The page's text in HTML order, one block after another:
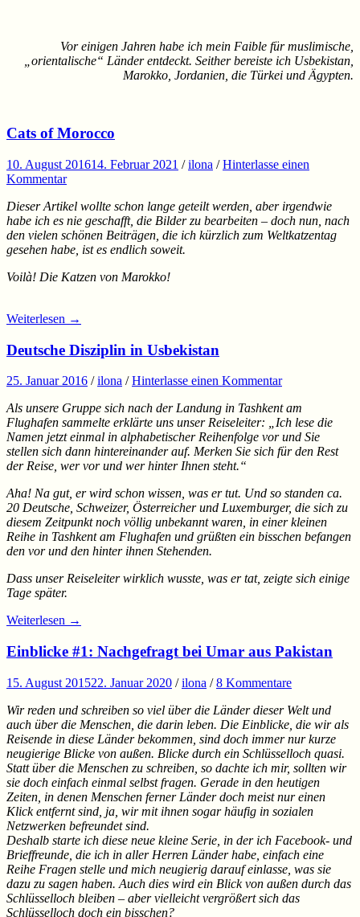
Vor einigen Jahren habe ich mein Faible für muslimische,
„orientalische“ Länder entdeckt. Seither bereiste ich Usbekistan,
Marokko, Jordanien, die Türkei und Ägypten.
Cats of Morocco
10. August 201614. Februar 2021 /ilona /Hinterlasse einen
Kommentar
Dieser Artikel wollte schon lange geteilt werden, aber irgendwie
habe ich es nie geschafft, die Bilder zu bearbeiten – doch nun, nach
den vielen schönen Beiträgen, die ich kürzlich zum Weltkatzentag
gesehen habe, ist es endlich soweit.
Voilà! Die Katzen von Marokko!
Weiterlesen →
Deutsche Disziplin in Usbekistan
25. Januar 2016 /ilona /Hinterlasse einen Kommentar
Als unsere Gruppe sich nach der Landung in Tashkent am
Flughafen sammelte erklärte uns unser Reiseleiter: „Ich lese die
Namen jetzt einmal in alphabetischer Reihenfolge vor und Sie
stellen sich dann hintereinander auf. Merken Sie sich für den Rest
der Reise, wer vor und wer hinter Ihnen steht.“
Aha! Na gut, er wird schon wissen, was er tut. Und so standen ca.
20 Deutsche, Schweizer, Österreicher und Luxemburger, die sich zu
diesem Zeitpunkt noch völlig unbekannt waren, in einer kleinen
Reihe in Tashkent am Flughafen und grüßten ein bisschen befangen
den vor und den hinter ihnen Stehenden.
Dass unser Reiseleiter wirklich wusste, was er tat, zeigte sich einige
Tage später.
Weiterlesen →
Einblicke #1: Nachgefragt bei Umar aus Pakistan
15. August 201522. Januar 2020 /ilona /8 Kommentare
Wir reden und schreiben so viel über die Länder dieser Welt und
auch über die Menschen, die darin leben. Die Einblicke, die wir als
Reisende in diese Länder bekommen, sind doch immer nur kurze
neugierige Blicke von außen. Blicke durch ein Schlüsselloch quasi.
Statt über die Menschen zu schreiben, so dachte ich mir, sollten wir
sie doch einfach einmal selbst fragen. Gerade in den heutigen
Zeiten, in denen Menschen ferner Länder doch meist nur einen
Klick entfernt sind, ja, wir mit ihnen sogar häufig in sozialen
Netzwerken befreundet sind.
Deshalb starte ich diese neue kleine Serie, in der ich Facebook- und
Brieffreunde, die ich in aller Herren Länder habe, einfach eine
Reihe Fragen stelle und mich neugierig darauf einlasse, was sie
dazu zu sagen haben. Auch dies wird ein Blick von außen durch das
Schlüsselloch bleiben – aber vielleicht vergrößert sich das
Schlüsselloch doch ein bisschen?